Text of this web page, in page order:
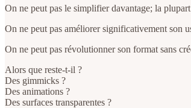
On ne peut pas le simplifier davantage; la
On ne peut pas améliorer significativement son
On ne peut pas révolutionner son format sans
Alors que reste-t-il ?
Des gimmicks ?
Des animations ?
Des surfaces transparentes ?